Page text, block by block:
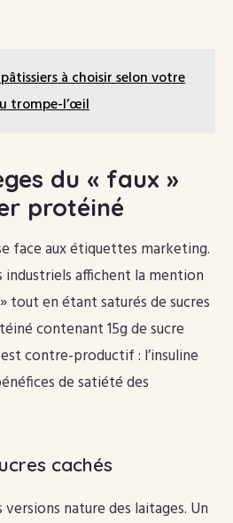
à choisir selon votre
trompe-l’œil
du « faux »
protéiné
face aux étiquettes marketing.
affichent la mention
tout en étant saturés de sucres
contenant 15g de sucre
contre-productif : l’insuline
de satiété des
cachés
nature des laitages. Un